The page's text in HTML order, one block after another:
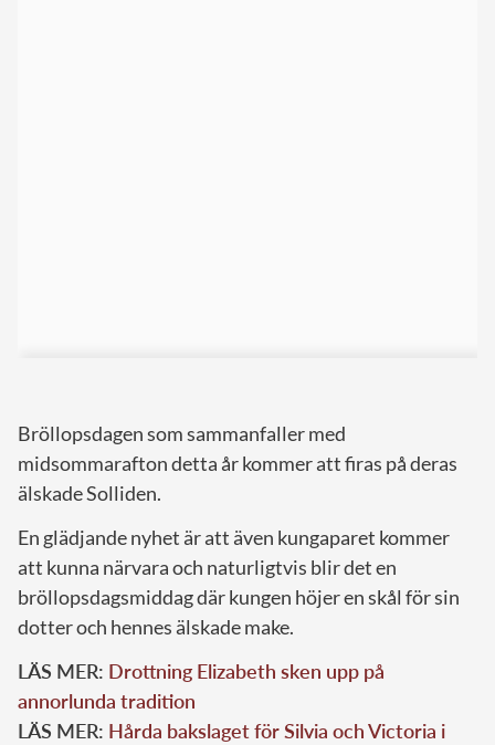
Bröllopsdagen som sammanfaller med
midsommarafton detta år kommer att firas på deras
älskade Solliden.
En glädjande nyhet är att även kungaparet kommer
att kunna närvara och naturligtvis blir det en
bröllopsdagsmiddag där kungen höjer en skål för sin
dotter och hennes älskade make.
LÄS MER: Drottning Elizabeth sken upp på
annorlunda tradition
LÄS MER: Hårda bakslaget för Silvia och Victoria i